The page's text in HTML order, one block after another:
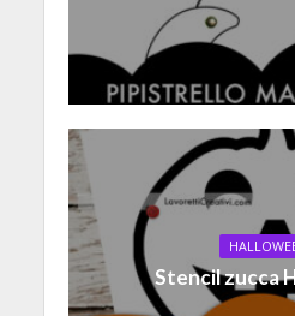
Stencil zucca